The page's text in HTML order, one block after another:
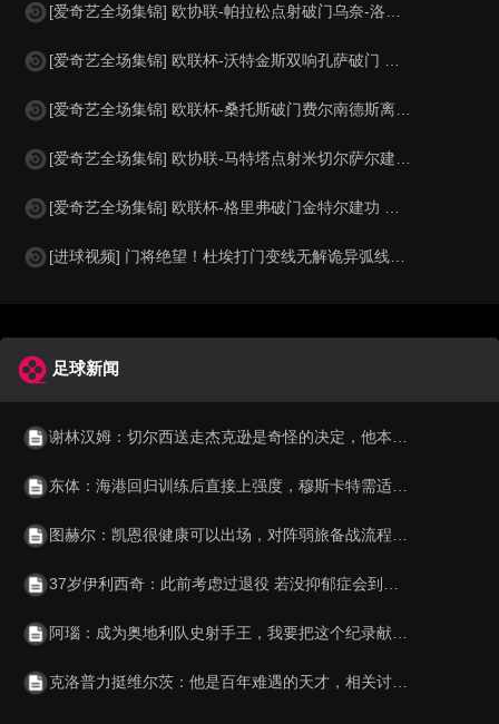
[爱奇艺全场集锦] 欧协联-帕拉松点射破门乌奈-洛佩斯建功 巴列卡诺3-0雅典AEK
[爱奇艺全场集锦] 欧联杯-沃特金斯双响孔萨破门 维拉3-1客胜博洛尼亚
[爱奇艺全场集锦] 欧联杯-桑托斯破门费尔南德斯离谱乌龙 波尔图1-1森林
[爱奇艺全场集锦] 欧协联-马特塔点射米切尔萨尔建功 水晶宫3-0佛罗伦萨
[爱奇艺全场集锦] 欧联杯-格里弗破门金特尔建功 弗赖堡3-0塞尔塔
[进球视频] 门将绝望！杜埃打门变线无解诡异弧线破门！巴黎1-0领先利物浦！
足球新闻
谢林汉姆：切尔西送走杰克逊是奇怪的决定，他本可帮助佩德罗融入
东体：海港回归训练后直接上强度，穆斯卡特需适时考虑后手问题
图赫尔：凯恩很健康可以出场，对阵弱旅备战流程完全相同
37岁伊利西奇：此前考虑过退役 若没抑郁症会到怎样高度？不知道
阿瑙：成为奥地利队史射手王，我要把这个纪录献给我的家人
克洛普力挺维尔茨：他是百年难遇的天才，相关讨论确实有点被夸大